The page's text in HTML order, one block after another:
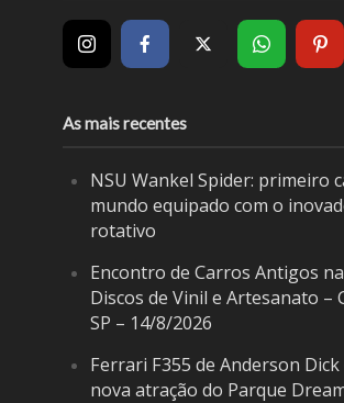
As mais recentes
NSU Wankel Spider: primeiro
mundo equipado com o
rotativo
Encontro de Carros Antigos
Discos de Vinil e Artesanato –
SP – 14/8/2026
Ferrari F355 de Anderson Dick
nova atração do Parque